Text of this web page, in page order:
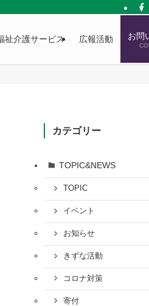
祉介護サービス 広報活動 お問
カテゴリー
TOPIC&NEWS
TOPIC
イベント
お知らせ
きずな活動
コロナ対策
寄付